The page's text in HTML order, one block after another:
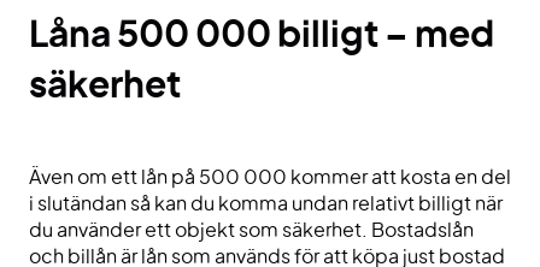
Låna 500 000 billigt – med
säkerhet
Även om ett lån på 500 000 kommer att kosta en del
i slutändan så kan du komma undan relativt billigt när
du använder ett objekt som säkerhet. Bostadslån
och billån är lån som används för att köpa just bostad